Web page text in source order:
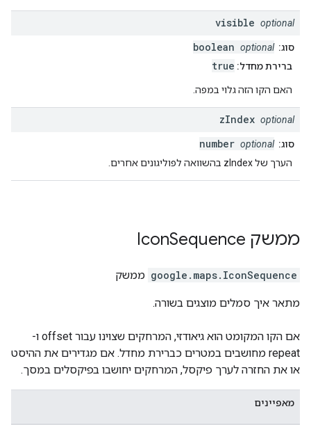
visible optional
סוג: boolean optional
ברירת מחדל: true
האם הקו הזה גלוי במפה.
zIndex optional
סוג: number optional
הערך של zIndex בהשוואה לפוליגונים אחרים.
ממשק IconSequence
google.maps. IconSequence ממשק
מתאר איך סמלים מוצגים בשורה.
אם הקו המקומט הוא גיאודזי, המרחקים שצוינו עבור offset ו-
repeat מחושבים במטרים כברירת מחדל. אם מגדירים את ההיסט
או את החזרה לערך פיקסל, המרחקים יחושבו בפיקסלים במסך.
מאפיינים